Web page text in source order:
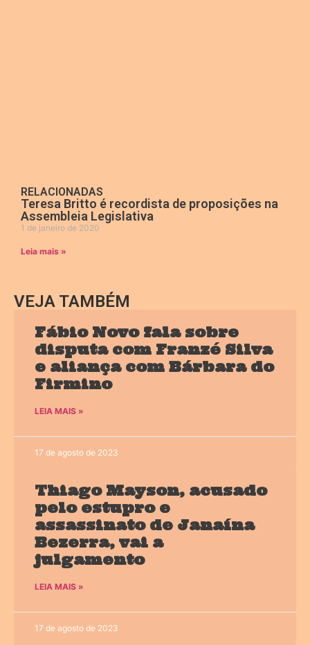
RELACIONADAS
Teresa Britto é recordista de proposições na
Assembleia Legislativa
1 de janeiro de 2020
Leia mais »
VEJA TAMBÉM
Fábio Novo fala sobre
disputa com Franzé Silva
e aliança com Bárbara do
Firmino
LEIA MAIS »
17 de agosto de 2023
Thiago Mayson, acusado
pelo estupro e
assassinato de Janaína
Bezerra, vai a
julgamento
LEIA MAIS »
17 de agosto de 2023